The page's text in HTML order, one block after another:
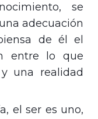
se
adecuación
de él el
entre lo que
una realidad
, el ser es uno,